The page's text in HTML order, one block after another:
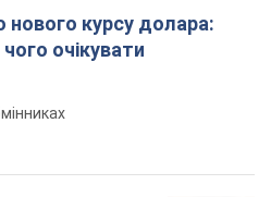
нового курсу долара:
очікувати